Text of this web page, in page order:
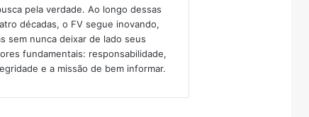
pela verdade. Ao longo dessas
décadas, o FV segue inovando,
sem nunca deixar de lado seus
fundamentais: responsabilidade,
e a missão de bem informar.​